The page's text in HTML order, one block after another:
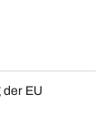
EU